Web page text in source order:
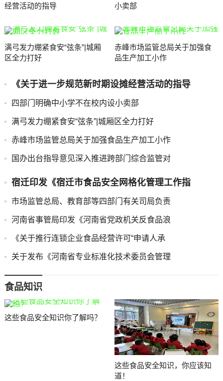
经营活动的指导
小卖部
满弓发力绷紧食安“弦条”|城厢
区全力打好
赤峰市场监管总局关于加强食
品生产加工小作
《关于进一步规范新时期设摊经营活动的指导
四部门明确中小学不在校内设小卖部
满弓发力绷紧食安“弦条”|城厢区全力打好
赤峰市场监管总局关于加强食品生产加工小作
国办出台指导意见深入推进跨部门综合监管对
宿迁印发《宿迁市食品安全网格化管理工作指
市场监管总局、教育部等四部门有关司局负责
河南省事管局印发《河南省党政机关反食品浪
《关于推行连锁企业食品经营许可“申请人承
关于发布《河南省专业标准化技术委员会管理
食品知识
这些食品安全知识你了解吗？
这些食品安全知识，你应该知
道！